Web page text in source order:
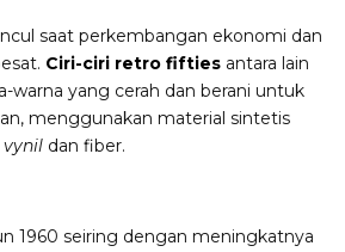
saat perkembangan ekonomi dan
Ciri-ciri retro fifties antara lain
warna yang cerah dan berani untuk
menggunakan material sintetis
vynil dan fiber.
1960 seiring dengan meningkatnya